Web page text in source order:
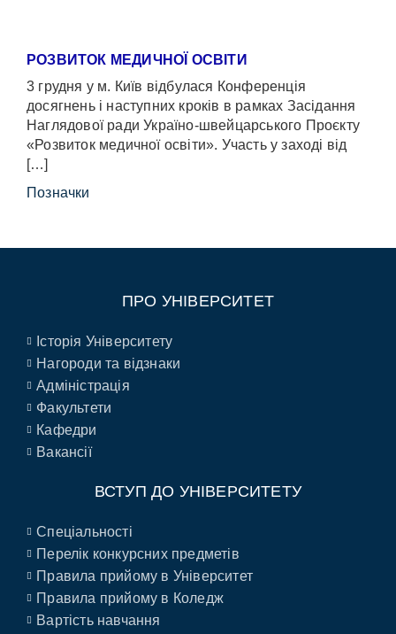
РОЗВИТОК МЕДИЧНОЇ ОСВІТИ
3 грудня у м. Київ відбулася Конференція
досягнень і наступних кроків в рамках Засідання
Наглядової ради Україно-швейцарського Проєкту
«Розвиток медичної освіти». Участь у заході від
[…]
Позначки
ПРО УНІВЕРСИТЕТ
Історія Університету
Нагороди та відзнаки
Адміністрація
Факультети
Кафедри
Вакансії
ВСТУП ДО УНІВЕРСИТЕТУ
Спеціальності
Перелік конкурсних предметів
Правила прийому в Університет
Правила прийому в Коледж
Вартість навчання